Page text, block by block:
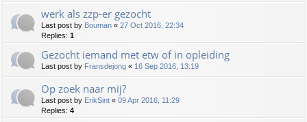
werk als zzp-er gezocht
Last post by Bouman « 27 Oct 2016, 22:34
Replies: 1
Gezocht iemand met etw of in opleiding
Last post by Fransdejong « 16 Sep 2016, 13:19
Op zoek naar mij?
Last post by ErikSint « 09 Apr 2016, 11:29
Replies: 4